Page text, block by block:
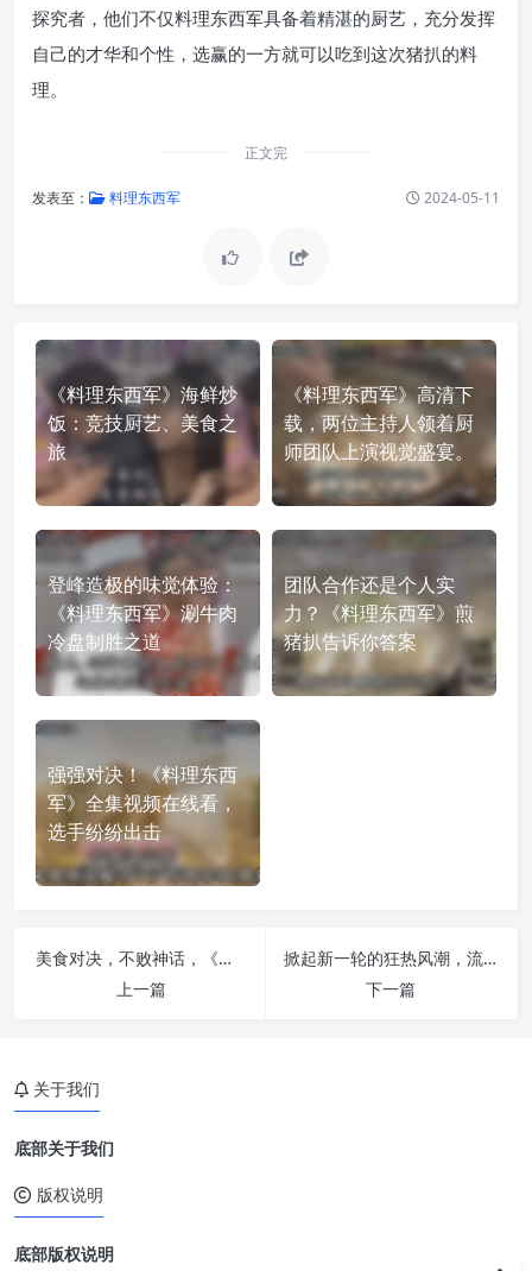
探究者，他们不仅料理东西军具备着精湛的厨艺，充分发挥
自己的才华和个性，选赢的一方就可以吃到这次猪扒的料
理。
正文完
发表至： 料理东西军 2024-05-11
《料理东西军》海鲜炒
饭：竞技厨艺、美食之
旅
《料理东西军》高清下
载，两位主持人领着厨
师团队上演视觉盛宴。
登峰造极的味觉体验：
《料理东西军》涮牛肉
冷盘制胜之道
团队合作还是个人实
力？《料理东西军》煎
猪扒告诉你答案
强强对决！《料理东西
军》全集视频在线看，
选手纷纷出击
美食对决，不败神话，《东西料理军》咖喱，谁将成为食神？
上一篇
掀起新一轮的狂热风潮，流行明星们的身手和实力分曲在《今夜比一比》
下一篇
关于我们
底部关于我们
版权说明
底部版权说明